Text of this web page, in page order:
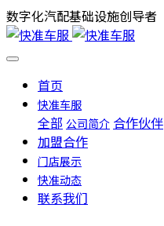
数字化汽配基础设施创导者
首页
快准车服
全部 公司简介 合作伙伴
加盟合作
门店展示
快准动态
联系我们